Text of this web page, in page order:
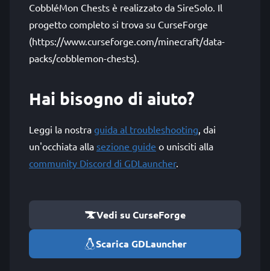
CobbléMon Chests è realizzato da SireSolo. Il
progetto completo si trova su CurseForge
(https://www.curseforge.com/minecraft/data-
packs/cobblemon-chests).
Hai bisogno di aiuto?
Leggi la nostra guida al troubleshooting, dai
un'occhiata alla sezione guide o unisciti alla
community Discord di GDLauncher.
Vedi su CurseForge
Scarica GDLauncher